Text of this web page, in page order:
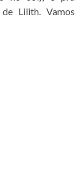
Lilith. Vamos